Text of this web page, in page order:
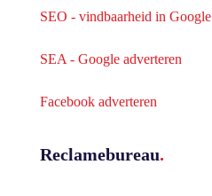
SEO - vindbaarheid in Google
SEA - Google adverteren
Facebook adverteren
Reclamebureau.